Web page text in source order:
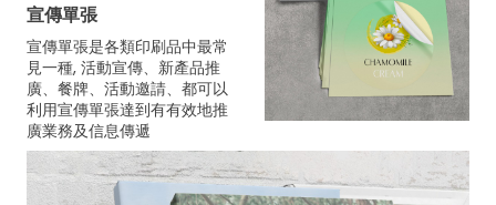
宣傳單張
宣傳單張是各類印刷品中最常
見一種, 活動宣傳、新產品推
廣、餐牌、活動邀請、都可以
利用宣傳單張達到有有效地推
廣業務及信息傳遞